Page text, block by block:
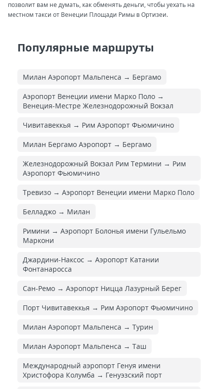
позволит вам не думать, как обменять деньги, чтобы уехать на
местном такси от Венеции Площади Римы в Ортизеи.
Популярные маршруты
Милан Аэропорт Мальпенса → Бергамо
Аэропорт Венеции имени Марко Поло →
Венеция-Местре Железнодорожный Вокзал
Чивитавеккья → Рим Аэропорт Фьюмичино
Милан Бергамо Аэропорт → Бергамо
Железнодорожный Вокзал Рим Термини → Рим
Аэропорт Фьюмичино
Тревизо → Аэропорт Венеции имени Марко Поло
Белладжо → Милан
Римини → Аэропорт Болонья имени Гульельмо
Маркони
Джардини-Наксос → Аэропорт Катании
Фонтанаросса
Сан-Ремо → Аэропорт Ницца Лазурный Берег
Порт Чивитавеккья → Рим Аэропорт Фьюмичино
Милан Аэропорт Мальпенса → Турин
Милан Аэропорт Мальпенса → Таш
Международный аэропорт Генуя имени
Христофора Колумба → Генуэзский порт